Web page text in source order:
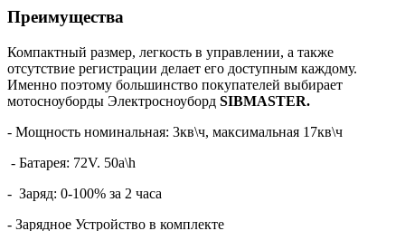
Преимущества
Компактный размер, легкость в управлении, а также
отсутствие регистрации делает его доступным каждому.
Именно поэтому большинство покупателей выбирает
мотосноуборды Электросноуборд SIBMASTER.
- Мощность номинальная: 3кв\ч, максимальная 17кв\ч
- Батарея: 72V. 50a\h
- Заряд: 0-100% за 2 часа
- Зарядное Устройство в комплекте